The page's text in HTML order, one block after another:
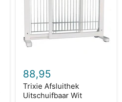
88,95
Trixie Afsluithek
Uitschuifbaar Wit